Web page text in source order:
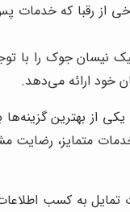
از رقبا که خدمات
نیسان جوک را با
خود ارائه می‌دهد.
از بهترین گزینه‌ها
متمایز، رضایت
تمایل به کسب